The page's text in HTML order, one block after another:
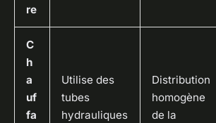
re
C
h
a
uf
fa
Utilise des
tubes
hydrauliques
Distribution
homogène
de la